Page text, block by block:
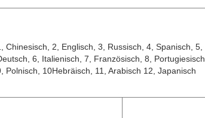
Chinesisch, 2, Englisch, 3, Russisch, 4, Spanisch, 5,
6, Italienisch, 7, Französisch, 8, Portugiesisch,
Polnisch, 10Hebräisch, 11, Arabisch 12, Japanisch